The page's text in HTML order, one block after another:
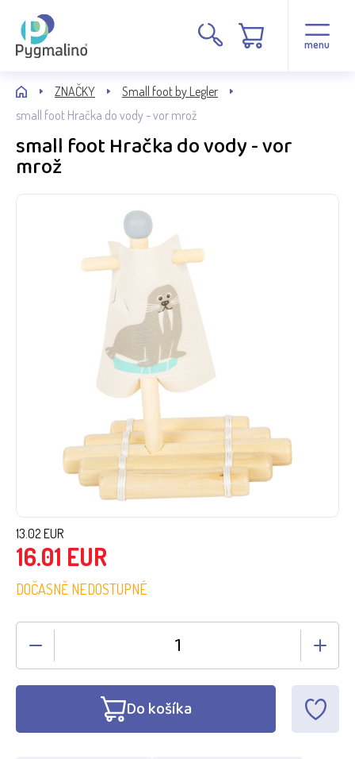
menu
ZNAČKY
Small foot by Legler
small foot Hračka do vody - vor mrož
small foot Hračka do vody - vor
mrož
13.02EUR
16.01 EUR
DOČASNĚ NEDOSTUPNÉ
Do košíka